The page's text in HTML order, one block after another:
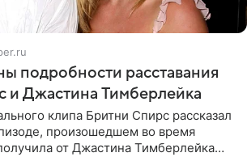
подробности расставания
и Джастина Тимберлейка
клипа Бритни Спирс рассказал
произошедшем во время
от Джастина Тимберлейка